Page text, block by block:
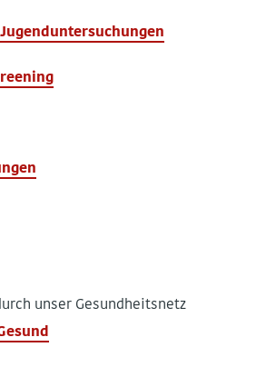
unser Gesundheitsnetz